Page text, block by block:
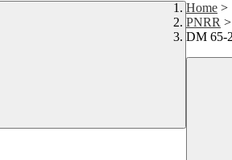
Home >
PNRR >
DM 65-